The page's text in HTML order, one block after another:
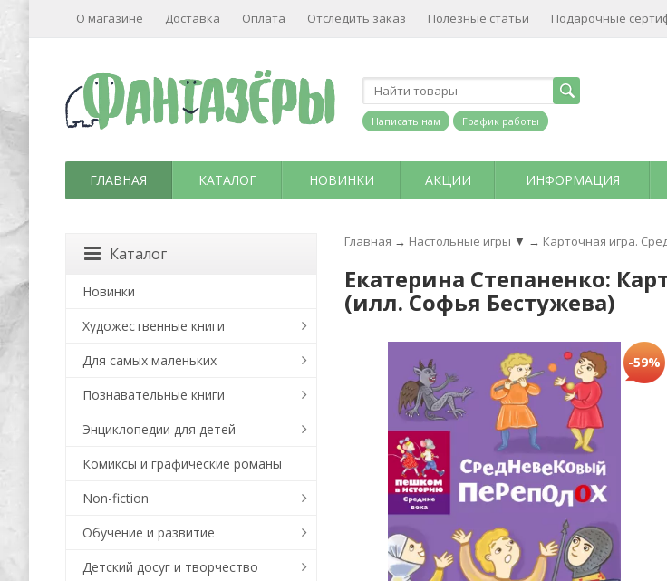
О магазине Доставка Оплата Отследить заказ Полезные статьи Подарочные
Написать нам График работы
ГЛАВНАЯ КАТАЛОГ НОВИНКИ АКЦИИ ИНФОРМАЦИЯ
Главная → Настольные игры ▼ → Карточная игра.
Екатерина Степаненко:
(илл. Софья Бестужева)
-59%
Каталог
Новинки
Художественные книги
Для самых маленьких
Познавательные книги
Энциклопедии для детей
Комиксы и графические романы
Non-fiction
Обучение и развитие
Детский досуг и творчество